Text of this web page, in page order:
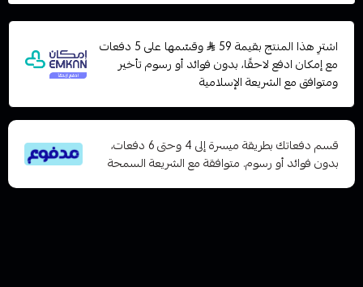
اشترِ هذا المنتج بقيمة 59
وقسّمها على 5 دفعات
مع إمكان ادفع لاحقًا، بدون فوائد أو رسوم تأخير
ومتوافق مع الشريعة الإسلامية
قسم دفعاتك بطريقة ميسرة إلى 4 وحتى 6 دفعات،
بدون فوائد أو رسوم. متوافقة مع الشريعة السمحة